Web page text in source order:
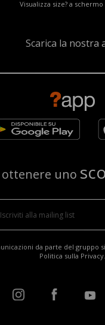
Visualizza size? a
Scarica la nostra
uno
da parte del gruppo
Politica sulla Privacy.